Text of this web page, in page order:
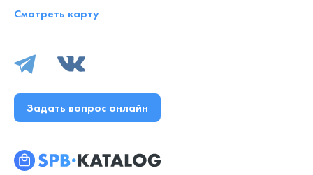
Смотреть карту
Задать вопрос онлайн